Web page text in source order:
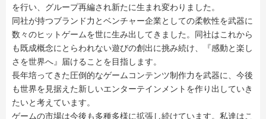
を行い、グループ再編され新たに生まれ変わりました。
同社が持つブランド力とベンチャー企業としての柔軟性を武器に
数々のヒットゲームを世に生み出してきました。同社はこれから
も既成概念にとらわれない遊びの創出に挑み続け、『感動と楽し
さを世界へ』届けることを目指します。
長年培ってきた圧倒的なゲームコンテンツ制作力を武器に、今後
も世界を見据えた新しいエンターテインメントを作り出していき
たいと考えています。
ゲームの市場は今後も多種多様に拡張し続けています。私達はこ